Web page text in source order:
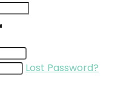
Lost Password?